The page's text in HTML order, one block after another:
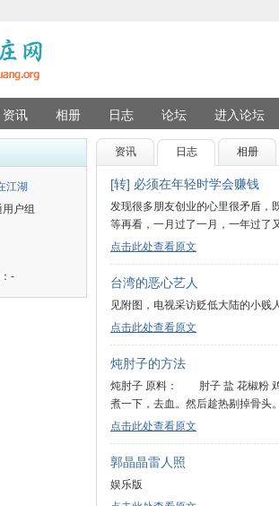
资讯 相册 日志 论坛 进入论坛
江湖
户组
-
资讯 日志 相册
[转] 必须在年轻时学会赚钱
发现很多朋友创业的心里很矛盾，
等再看，一月过了一月，一年过了
点击此处查看原文
台湾的恶心艺人
见附图，电视采访贬低大陆的小贱人
点击此处查看原文
炖肘子的方法
炖肘子 原料： 肘子 盐 花椒粉 鸡
煮一下，去血。然后趁热剔掉骨头
点击此处查看原文
郭晶晶雷人照
娱乐版